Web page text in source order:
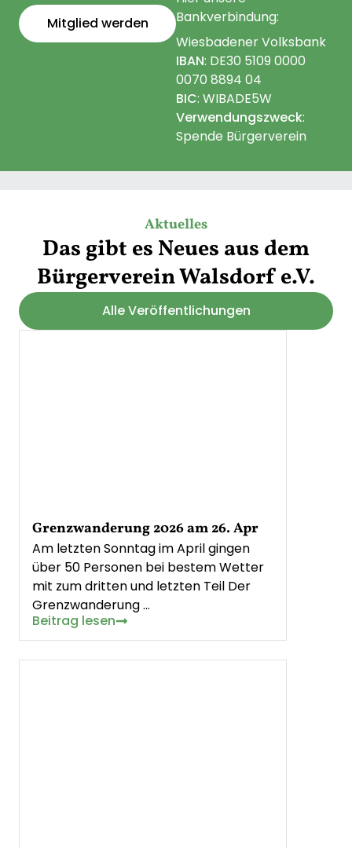
Mitglied werden
Bankverbindung:
Wiesbadener Volksbank
IBAN: ‍DE30 ‍5109 ‍0000
‍0070 ‍8894 ‍04
BIC: WIBADE5W
Verwendungszweck:
Spende Bürgerverein
Aktuelles
Das gibt es Neues aus dem
Bürgerverein Walsdorf e.V.
Alle Veröffentlichungen
Grenzwanderung 2026 am 26. Apr
Am letzten Sonntag im April gingen
über 50 Personen bei bestem Wetter
mit zum dritten und letzten Teil Der
Grenzwanderung …
Beitrag lesen